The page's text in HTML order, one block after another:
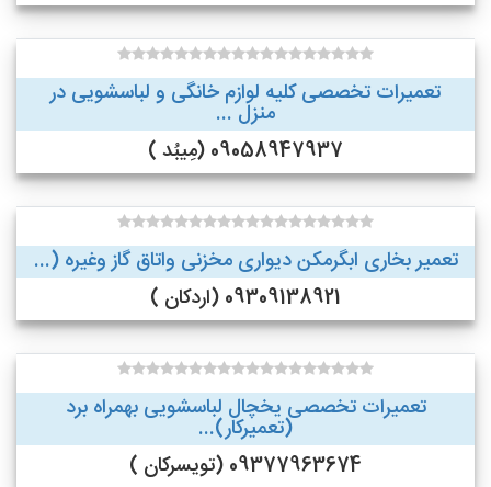
تعمیرات تخصصی کلیه لوازم خانگی و لباسشویی در
منزل ...
09058947937 (مِیبُد )
تعمیر بخاری ابگرمکن دیواری مخزنی واتاق گاز وغیره (...
09309138921 (اردکان )
تعمیرات تخصصی یخچال لباسشویی بهمراه برد
(تعمیرکار)...
09377963674 (تویسرکان )